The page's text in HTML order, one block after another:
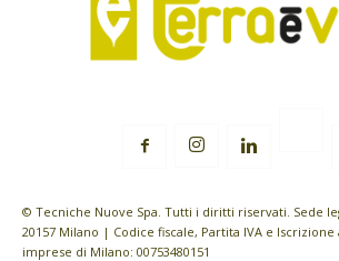
© Tecniche Nuove Spa. Tutti i diritti riservati. Sede
20157 Milano | Codice fiscale, Partita IVA e
imprese di Milano: 00753480151